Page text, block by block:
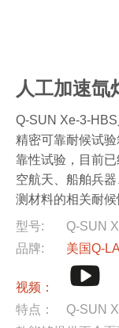
人工加速氙
Q-SUN Xe-3-
精密可靠耐候试
靠性试验，目前
空航天、船舶兵
测材料的相关耐候
型号:
Q-SUN
品牌:
美国Q-
视频：
特点：
Q-SUN